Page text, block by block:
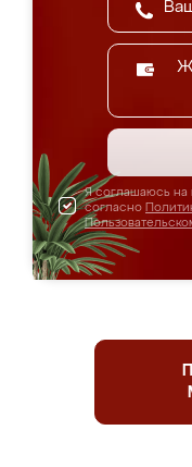
Я соглашаюсь на
согласно